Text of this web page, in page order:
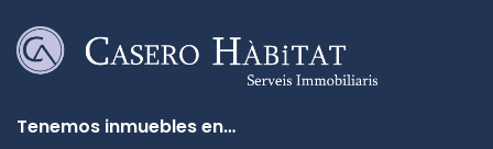
Tenemos inmuebles en…